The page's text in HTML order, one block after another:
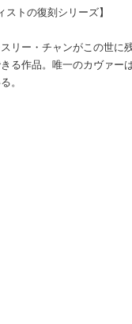
トの復刻シリーズ】
リー・チャンがこの世
る作品。唯一のカヴァー
。